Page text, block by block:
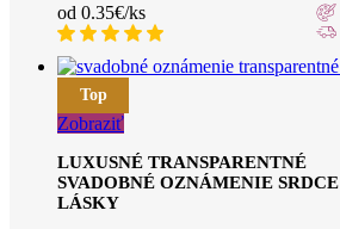
od 0.35€/ks
Top
Zobraziť
LUXUSNÉ TRANSPARENTNÉ
SVADOBNÉ OZNÁMENIE SRDCE
LÁSKY